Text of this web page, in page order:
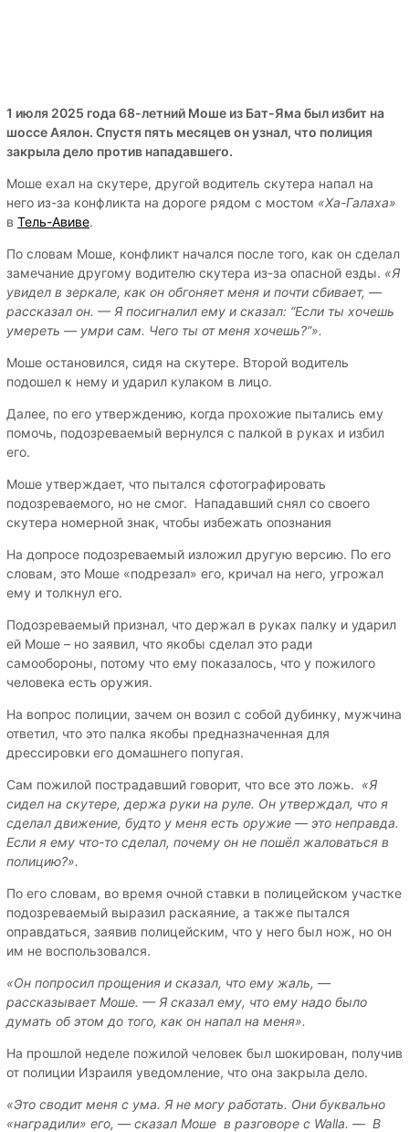
1 июля 2025 года 68-летний Моше из Бат-Яма был избит на
шоссе Аялон. Спустя пять месяцев он узнал, что полиция
закрыла дело против нападавшего.
Моше ехал на скутере, другой водитель скутера напал на
него из-за конфликта на дороге рядом с мостом «Ха-Галаха»
в Тель-Авиве.
По словам Моше, конфликт начался после того, как он сделал
замечание другому водителю скутера из-за опасной езды. «Я
увидел в зеркале, как он обгоняет меня и почти сбивает, —
рассказал он. — Я посигналил ему и сказал: “Если ты хочешь
умереть — умри сам. Чего ты от меня хочешь?”».
Моше остановился, сидя на скутере. Второй водитель
подошел к нему и ударил кулаком в лицо.
Далее, по его утверждению, когда прохожие пытались ему
помочь, подозреваемый вернулся с палкой в руках и избил
его.
Моше утверждает, что пытался сфотографировать
подозреваемого, но не смог. Нападавший снял со своего
скутера номерной знак, чтобы избежать опознания
На допросе подозреваемый изложил другую версию. По его
словам, это Моше «подрезал» его, кричал на него, угрожал
ему и толкнул его.
Подозреваемый признал, что держал в руках палку и ударил
ей Моше – но заявил, что якобы сделал это ради
самообороны, потому что ему показалось, что у пожилого
человека есть оружия.
На вопрос полиции, зачем он возил с собой дубинку, мужчина
ответил, что это палка якобы предназначенная для
дрессировки его домашнего попугая.
Сам пожилой пострадавший говорит, что все это ложь. «Я
сидел на скутере, держа руки на руле. Он утверждал, что я
сделал движение, будто у меня есть оружие — это неправда.
Если я ему что-то сделал, почему он не пошёл жаловаться в
полицию?».
По его словам, во время очной ставки в полицейском участке
подозреваемый выразил раскаяние, а также пытался
оправдаться, заявив полицейским, что у него был нож, но он
им не воспользовался.
«Он попросил прощения и сказал, что ему жаль, —
рассказывает Моше. — Я сказал ему, что ему надо было
думать об этом до того, как он напал на меня».
На прошлой неделе пожилой человек был шокирован, получив
от полиции Израиля уведомление, что она закрыла дело.
«Это сводит меня с ума. Я не могу работать. Они буквально
«наградили» его, — сказал Моше в разговоре с Walla. — В